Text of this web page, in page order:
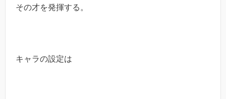
その才を発揮する。
キャラの設定は